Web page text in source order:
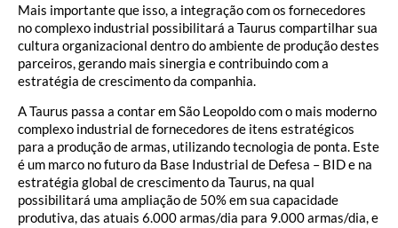
Mais importante que isso, a integração com os fornecedores
no complexo industrial possibilitará a Taurus compartilhar sua
cultura organizacional dentro do ambiente de produção destes
parceiros, gerando mais sinergia e contribuindo com a
estratégia de crescimento da companhia.
A Taurus passa a contar em São Leopoldo com o mais moderno
complexo industrial de fornecedores de itens estratégicos
para a produção de armas, utilizando tecnologia de ponta. Este
é um marco no futuro da Base Industrial de Defesa – BID e na
estratégia global de crescimento da Taurus, na qual
possibilitará uma ampliação de 50% em sua capacidade
produtiva, das atuais 6.000 armas/dia para 9.000 armas/dia, e